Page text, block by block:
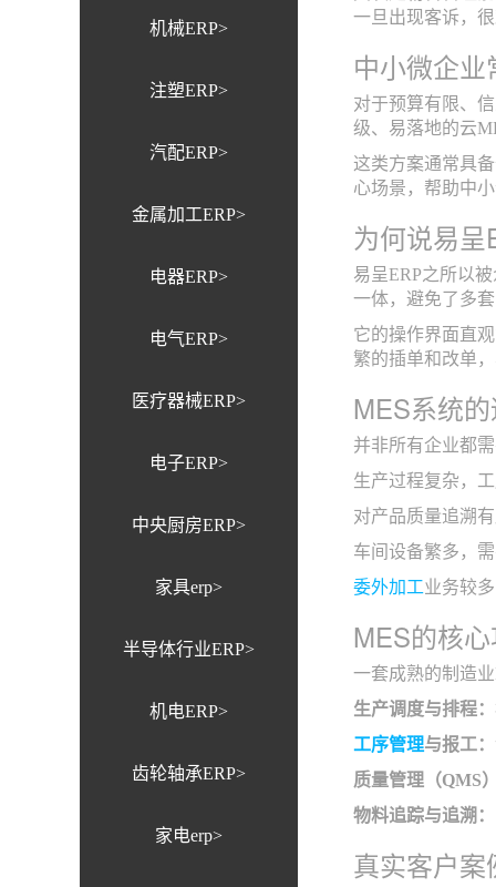
机械ERP>
注塑ERP>
汽配ERP>
金属加工ERP>
电器ERP>
电气ERP>
医疗器械ERP>
电子ERP>
中央厨房ERP>
家具erp>
半导体行业ERP>
机电ERP>
齿轮轴承ERP>
家电erp>
一旦出现客诉，
中小微企
对于预算有限、
级、易落地的云
这类方案通常具
心场景，帮助中
为何说易
易呈ERP之所以
一体，避免了多
它的操作界面直
繁的插单和改单
MES系统
并非所有企业都
生产过程复杂，
对产品质量追溯
车间设备繁多，
委外加工业务较
MES的核
一套成熟的制造
生产调度与排程：
工序管理与报工：
质量管理（QMS
物料追踪与追溯：
真实客户